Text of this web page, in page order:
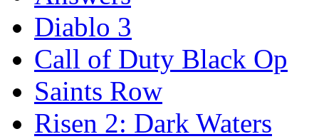
Diablo 3
Call of Duty Black Op
Saints Row
Risen 2: Dark Waters